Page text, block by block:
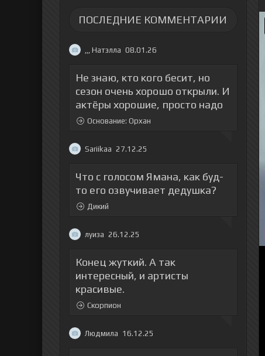
ПОСЛЕДНИЕ КОММЕНТАРИИ
,,, Натэлла 08.01.26
Не знаю, кто кого бесит, но
сезон очень хорошо открыли. И
актёры хорошие, просто надо
Основание: Орхан
Sariikaa 27.12.25
Что с голосом Ямана, как буд-
то его озвучивает дедушка?
Дикий
луиза 26.12.25
Конец жуткий. А так
интересный, и артисты
красивые.
Скорпион
Людмила 16.12.25